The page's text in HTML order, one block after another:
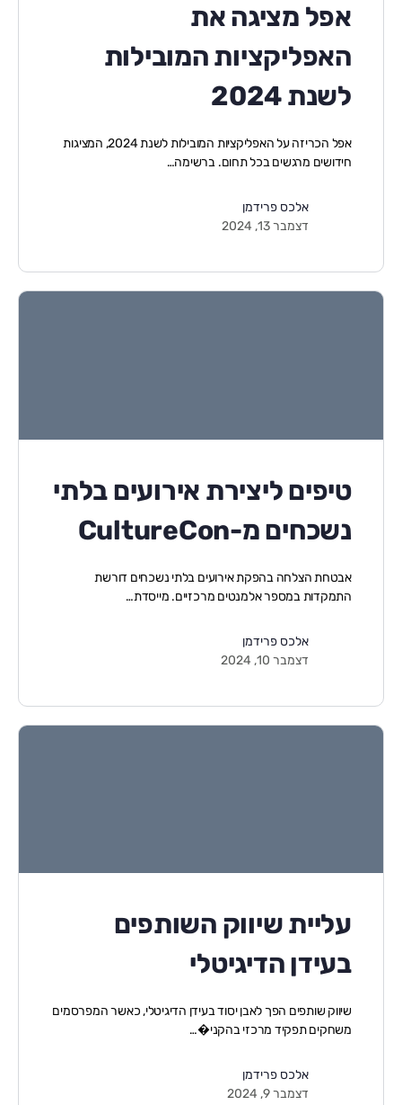
אפל מציגה את
האפליקציות המובילות
לשנת 2024
אפל הכריזה על האפליקציות המובילות לשנת 2024, המציגות
חידושים מרגשים בכל תחום. ברשימה…
אלכס פרידמן
דצמבר 13, 2024
טיפים ליצירת אירועים בלתי
נשכחים מ-CultureCon
אבטחת הצלחה בהפקת אירועים בלתי נשכחים דורשת
התמקדות במספר אלמנטים מרכזיים. מייסדת…
אלכס פרידמן
דצמבר 10, 2024
עליית שיווק השותפים
בעידן הדיגיטלי
שיווק שותפים הפך לאבן יסוד בעידן הדיגיטלי, כאשר המפרסמים
משחקים תפקיד מרכזי בהקני�…
אלכס פרידמן
דצמבר 9, 2024